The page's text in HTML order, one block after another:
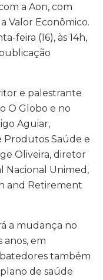
a Aon, com
Valor Econômico.
feira (16), às 14h,
e palestrante
O Globo e no
Aguiar,
Saúde e
Oliveira, diretor
Nacional Unimed,
and Retirement
a mudança no
em
também
de saúde